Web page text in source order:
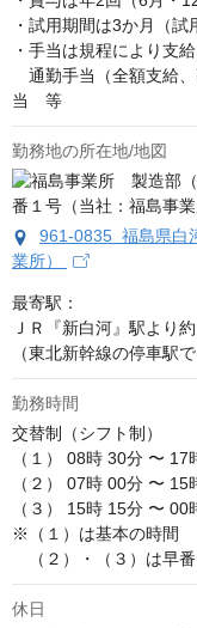
・試用期間は3か月（試
・手当は規程により支給
通勤手当（全額支給
当　等
勤務地の所在地/地図
961-0835 福島県白
業所）
最寄駅：
ＪＲ『新白河』駅より
（東北新幹線の停車駅
勤務時間
交替制（シフト制）
（１） 08時 30分 〜 17
（２） 07時 00分 〜 15
（３） 15時 15分 〜 00
※（１）は基本の時間
（２）・（３）は早番
休日